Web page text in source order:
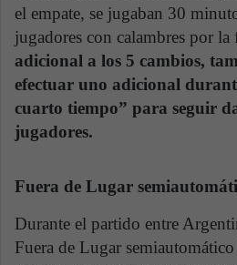
el empate, se jugaban 30
jugadores con calambres por la
adicional a los 5 cambios,
efectuar uno adicional
cuarto tiempo” para seguir
jugadores.
Fuera de Lugar
Durante el partido entre
Fuera de Lugar